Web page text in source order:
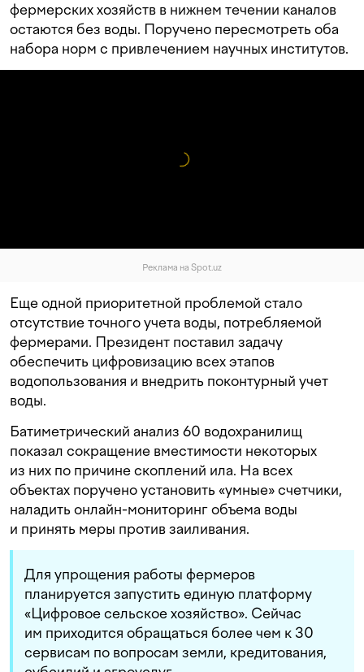
фермерских хозяйств в нижнем течении каналов
остаются без воды. Поручено пересмотреть оба
набора норм с привлечением научных институтов.
Реклама на Spot.uz
Еще одной приоритетной проблемой стало
отсутствие точного учета воды, потребляемой
фермерами. Президент поставил задачу
обеспечить цифровизацию всех этапов
водопользования и внедрить поконтурный учет
воды.
Батиметрический анализ 60 водохранилищ
показал сокращение вместимости некоторых
из них по причине скоплений ила. На всех
объектах поручено установить «умные» счетчики,
наладить онлайн-мониторинг объема воды
и принять меры против заиливания.
Для упрощения работы фермеров
планируется запустить единую платформу
«Цифровое сельское хозяйство». Сейчас
им приходится обращаться более чем к 30
сервисам по вопросам земли, кредитования,